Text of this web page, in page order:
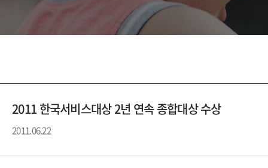
2011 한국서비스대상 2년 연속 종합대상 수상
2011.06.22